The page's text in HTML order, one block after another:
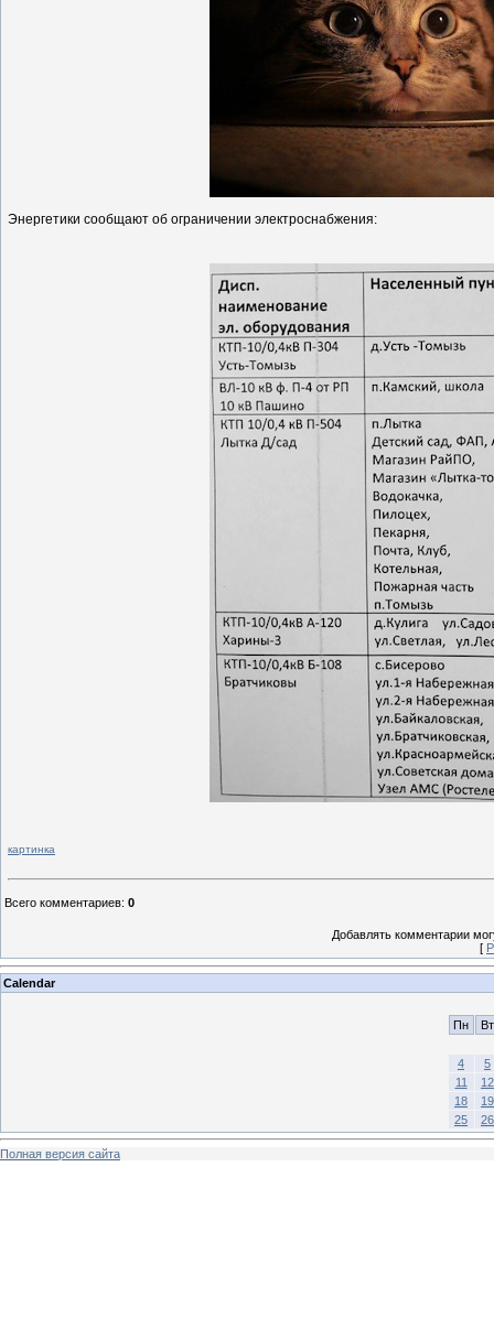
Энергетики сообщают об ограничении электроснабжения:
картинка
Всего комментариев: 0
Добавлять комментарии
[
Calendar
Пн Вт
4
5
11
12
18
19
25
26
Полная версия сайта